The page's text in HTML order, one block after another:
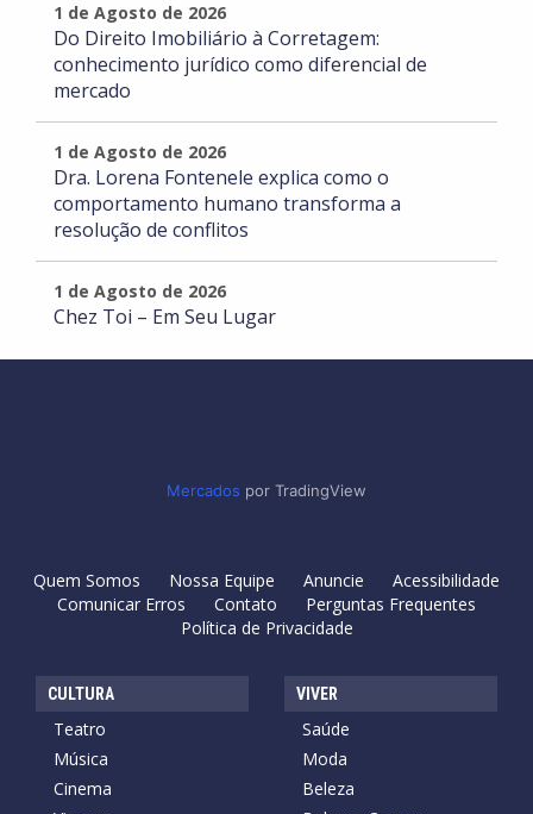
1 de Agosto de 2026
Do Direito Imobiliário à Corretagem:
conhecimento jurídico como diferencial de
mercado
1 de Agosto de 2026
Dra. Lorena Fontenele explica como o
comportamento humano transforma a
resolução de conflitos
1 de Agosto de 2026
Chez Toi – Em Seu Lugar
Mercados por TradingView
Quem Somos Nossa Equipe Anuncie
Acessibilidade
Comunicar Erros
Contato
Perguntas Frequentes
Política de Privacidade
CULTURA
Teatro
Música
Cinema
VIVER
Saúde
Moda
Beleza